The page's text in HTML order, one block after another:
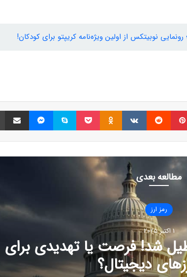
رونمایی نوبیتکس از اولین ویژه‌نامه کریپتو برای کودکان!
پینتریست Reddit
VKontakte
Odnoklassniki پاکت اسکایپ مسنجر اشتراک گذاری با ایمیل
مطالعه بعدی
رمز ارز
1 اکتبر 2025
شد! فرصت یا تهدیدی برای
دیجیتال؟